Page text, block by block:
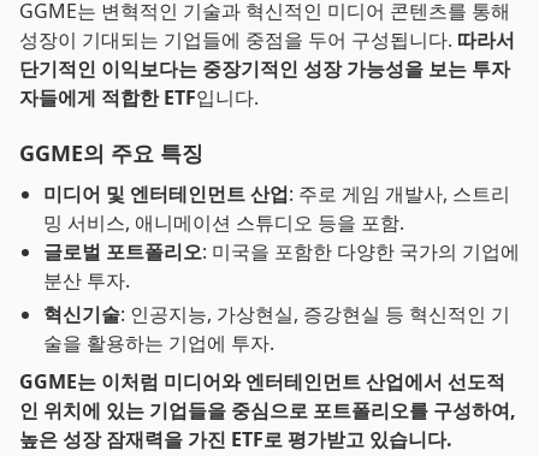
GGME는 변혁적인 기술과 혁신적인 미디어 콘텐츠를 통해
성장이 기대되는 기업들에 중점을 두어 구성됩니다. 따라서
단기적인 이익보다는 중장기적인 성장 가능성을 보는 투자
자들에게 적합한 ETF입니다.
GGME의 주요 특징
미디어 및 엔터테인먼트 산업: 주로 게임 개발사, 스트리
밍 서비스, 애니메이션 스튜디오 등을 포함.
글로벌 포트폴리오: 미국을 포함한 다양한 국가의 기업에
분산 투자.
혁신기술: 인공지능, 가상현실, 증강현실 등 혁신적인 기
술을 활용하는 기업에 투자.
GGME는 이처럼 미디어와 엔터테인먼트 산업에서 선도적
인 위치에 있는 기업들을 중심으로 포트폴리오를 구성하여,
높은 성장 잠재력을 가진 ETF로 평가받고 있습니다.